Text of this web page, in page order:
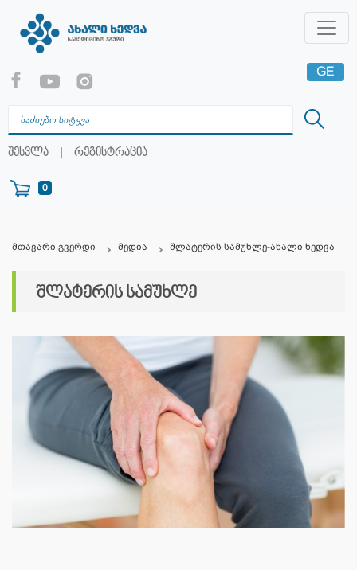
შესვლა | რეგისტრაცია
0
GE
RU
მთავარი გვერდი მედია შლატერის სამუხლე-ახალი ხედვა
შლატერის სამუხლე